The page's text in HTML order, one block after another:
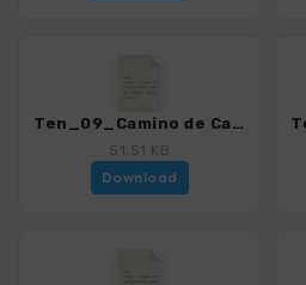
Ten_09_Camino de Candelaria Aguamansa - Crucita.gpx
51.51 KB
Download